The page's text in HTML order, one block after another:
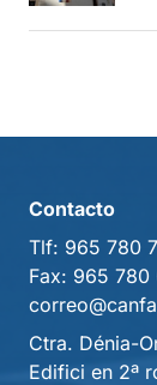
Contacto
Tlf: 965 780
Fax: 965 780
Ctra. Dénia-
Edifici en 2ª